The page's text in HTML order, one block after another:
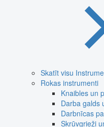
Skatīt visu
Rokas instrumenti
Knaibles un
Darba galds
Darbnīcas
Skrūvgrieži